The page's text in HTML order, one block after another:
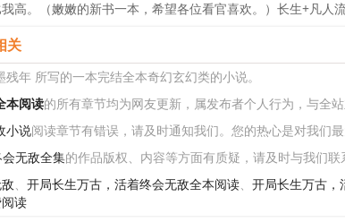
高。（嫩嫩的新书一本，希望各位看官喜欢。）长生+凡人
关
残年 所写的一本完结全本奇幻玄幻类的小说。
本阅读的所有章节均为网友更新，属发布者个人行为，与全站
小说阅读章节有错误，请及时通知我们。您的热心是对我们最
无敌全集的作品版权、内容等方面有质疑，请及时与我们
、 开局长生万古，活着终会无敌全本阅读、 开局长生万古，
读